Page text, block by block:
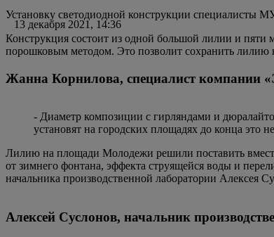
13 декабря 2021, 14:36
Установку светодиодной конструкции специалисты
Конструкция состоит из одной большой лилии и пяти
порошковым методом. Это позволит сохранить лилию
Жанна Корнилова, специалист компании
- Диаметр композиции с гирляндами и
установят на городских площадях до конца это
Лилию на площади Молодежи решили поставить
от зимнего фонтана, эффекта струящейся воды и
начальника производственной лаборатории Алексея
Алексей Суслонов, начальник